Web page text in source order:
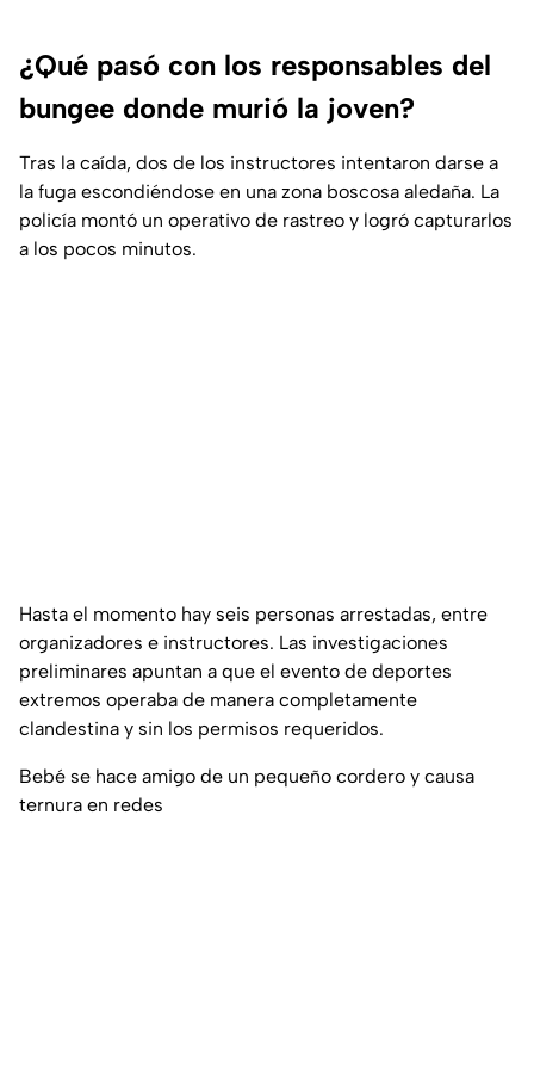
¿Qué pasó con los responsables del
bungee donde murió la joven?
Tras la caída, dos de los instructores intentaron darse a
la fuga escondiéndose en una zona boscosa aledaña. La
policía montó un operativo de rastreo y logró capturarlos
a los pocos minutos.
Hasta el momento hay seis personas arrestadas, entre
organizadores e instructores. Las investigaciones
preliminares apuntan a que el evento de deportes
extremos operaba de manera completamente
clandestina y sin los permisos requeridos.
Bebé se hace amigo de un pequeño cordero y causa
ternura en redes